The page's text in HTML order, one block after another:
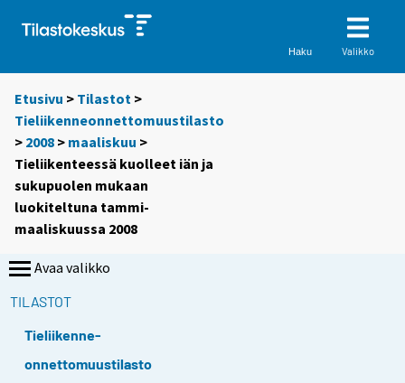
Haku Valikko
Etusivu > Tilastot >
Tieliikenneonnettomuustilasto
> 2008 > maaliskuu >
Tieliikenteessä kuolleet iän ja
sukupuolen mukaan
luokiteltuna tammi-
maaliskuussa 2008
Avaa valikko
TILASTOT
Tieliikenne-
onnettomuustilasto